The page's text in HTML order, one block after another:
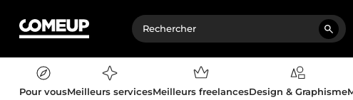
Pour vousMeilleurs servicesMeilleurs freelancesDesign & Graphisme